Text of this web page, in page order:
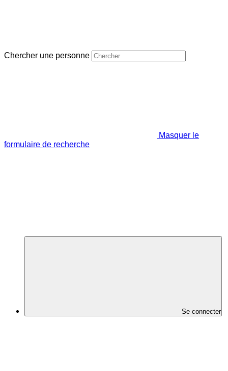
Chercher une personne
Masquer le
formulaire de recherche
Se connecter